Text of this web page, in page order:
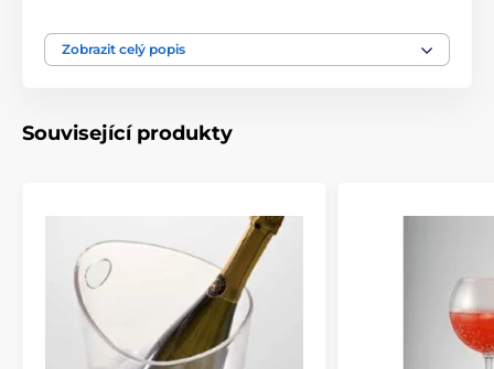
do 50°C. Transparentní barva, lehký materiál s
důrazem na vyšší odolnost proti nižším, nebo vyšším
Objem: 50 cl
Zobrazit celý popis
Související produkty